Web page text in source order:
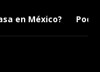
en México?